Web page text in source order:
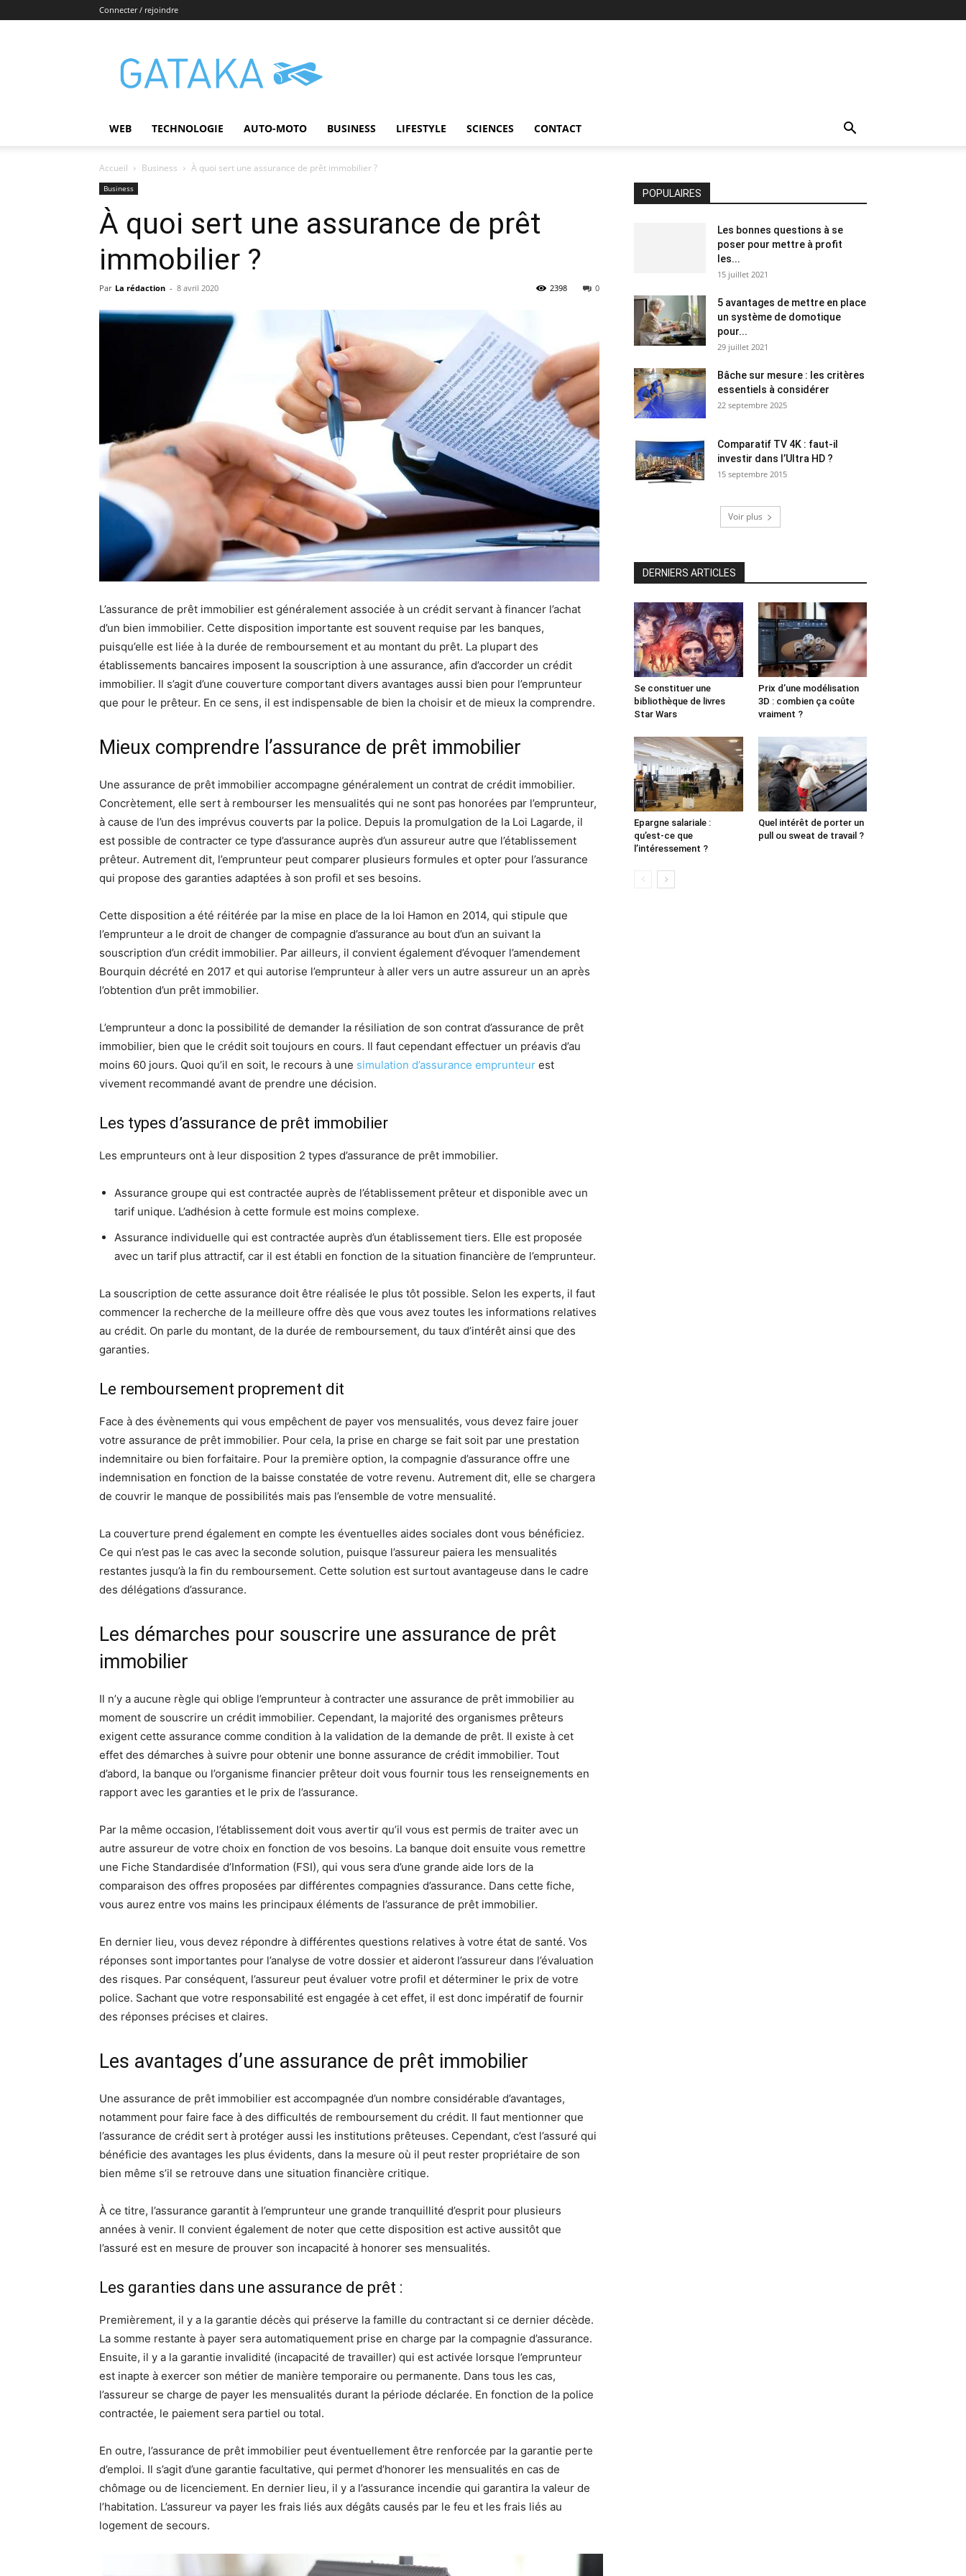
Connecter / rejoindre
WEB TECHNOLOGIE AUTO-MOTO BUSINESS LIFESTYLE SCIENCES CONTACT
Accueil Business À quoi sert une assurance de prêt immobilier ?
Business
À quoi sert une assurance de prêt
immobilier ?
Par La rédaction - 8 avril 2020 0
2398
L’assurance de prêt immobilier est généralement associée à un crédit servant à financer l’achat
d’un bien immobilier. Cette disposition importante est souvent requise par les banques,
puisqu’elle est liée à la durée de remboursement et au montant du prêt. La plupart des
établissements bancaires imposent la souscription à une assurance, afin d’accorder un crédit
immobilier. Il s’agit d’une couverture comportant divers avantages aussi bien pour l’emprunteur
que pour le prêteur. En ce sens, il est indispensable de bien la choisir et de mieux la comprendre.
Mieux comprendre l’assurance de prêt immobilier
Une assurance de prêt immobilier accompagne généralement un contrat de crédit immobilier.
Concrètement, elle sert à rembourser les mensualités qui ne sont pas honorées par l’emprunteur,
à cause de l’un des imprévus couverts par la police. Depuis la promulgation de la Loi Lagarde, il
est possible de contracter ce type d’assurance auprès d’un assureur autre que l’établissement
prêteur. Autrement dit, l’emprunteur peut comparer plusieurs formules et opter pour l’assurance
qui propose des garanties adaptées à son profil et ses besoins.
Cette disposition a été réitérée par la mise en place de la loi Hamon en 2014, qui stipule que
l’emprunteur a le droit de changer de compagnie d’assurance au bout d’un an suivant la
souscription d’un crédit immobilier. Par ailleurs, il convient également d’évoquer l’amendement
Bourquin décrété en 2017 et qui autorise l’emprunteur à aller vers un autre assureur un an après
l’obtention d’un prêt immobilier.
L’emprunteur a donc la possibilité de demander la résiliation de son contrat d’assurance de prêt
immobilier, bien que le crédit soit toujours en cours. Il faut cependant effectuer un préavis d’au
moins 60 jours. Quoi qu’il en soit, le recours à une simulation d’assurance emprunteur est
vivement recommandé avant de prendre une décision.
Les types d’assurance de prêt immobilier
Les emprunteurs ont à leur disposition 2 types d’assurance de prêt immobilier.
Assurance groupe qui est contractée auprès de l’établissement prêteur et disponible avec un
tarif unique. L’adhésion à cette formule est moins complexe.
Assurance individuelle qui est contractée auprès d’un établissement tiers. Elle est proposée
avec un tarif plus attractif, car il est établi en fonction de la situation financière de l’emprunteur.
La souscription de cette assurance doit être réalisée le plus tôt possible. Selon les experts, il faut
commencer la recherche de la meilleure offre dès que vous avez toutes les informations relatives
au crédit. On parle du montant, de la durée de remboursement, du taux d’intérêt ainsi que des
garanties.
Le remboursement proprement dit
Face à des évènements qui vous empêchent de payer vos mensualités, vous devez faire jouer
votre assurance de prêt immobilier. Pour cela, la prise en charge se fait soit par une prestation
indemnitaire ou bien forfaitaire. Pour la première option, la compagnie d’assurance offre une
indemnisation en fonction de la baisse constatée de votre revenu. Autrement dit, elle se chargera
de couvrir le manque de possibilités mais pas l’ensemble de votre mensualité.
La couverture prend également en compte les éventuelles aides sociales dont vous bénéficiez.
Ce qui n’est pas le cas avec la seconde solution, puisque l’assureur paiera les mensualités
restantes jusqu’à la fin du remboursement. Cette solution est surtout avantageuse dans le cadre
des délégations d’assurance.
Les démarches pour souscrire une assurance de prêt
immobilier
Il n’y a aucune règle qui oblige l’emprunteur à contracter une assurance de prêt immobilier au
moment de souscrire un crédit immobilier. Cependant, la majorité des organismes prêteurs
exigent cette assurance comme condition à la validation de la demande de prêt. Il existe à cet
effet des démarches à suivre pour obtenir une bonne assurance de crédit immobilier. Tout
d’abord, la banque ou l’organisme financier prêteur doit vous fournir tous les renseignements en
rapport avec les garanties et le prix de l’assurance.
Par la même occasion, l’établissement doit vous avertir qu’il vous est permis de traiter avec un
autre assureur de votre choix en fonction de vos besoins. La banque doit ensuite vous remettre
une Fiche Standardisée d’Information (FSI), qui vous sera d’une grande aide lors de la
comparaison des offres proposées par différentes compagnies d’assurance. Dans cette fiche,
vous aurez entre vos mains les principaux éléments de l’assurance de prêt immobilier.
En dernier lieu, vous devez répondre à différentes questions relatives à votre état de santé. Vos
réponses sont importantes pour l’analyse de votre dossier et aideront l’assureur dans l’évaluation
des risques. Par conséquent, l’assureur peut évaluer votre profil et déterminer le prix de votre
police. Sachant que votre responsabilité est engagée à cet effet, il est donc impératif de fournir
des réponses précises et claires.
Les avantages d’une assurance de prêt immobilier
Une assurance de prêt immobilier est accompagnée d’un nombre considérable d’avantages,
notamment pour faire face à des difficultés de remboursement du crédit. Il faut mentionner que
l’assurance de crédit sert à protéger aussi les institutions prêteuses. Cependant, c’est l’assuré qui
bénéficie des avantages les plus évidents, dans la mesure où il peut rester propriétaire de son
bien même s’il se retrouve dans une situation financière critique.
À ce titre, l’assurance garantit à l’emprunteur une grande tranquillité d’esprit pour plusieurs
années à venir. Il convient également de noter que cette disposition est active aussitôt que
l’assuré est en mesure de prouver son incapacité à honorer ses mensualités.
Les garanties dans une assurance de prêt :
Premièrement, il y a la garantie décès qui préserve la famille du contractant si ce dernier décède.
La somme restante à payer sera automatiquement prise en charge par la compagnie d’assurance.
Ensuite, il y a la garantie invalidité (incapacité de travailler) qui est activée lorsque l’emprunteur
est inapte à exercer son métier de manière temporaire ou permanente. Dans tous les cas,
l’assureur se charge de payer les mensualités durant la période déclarée. En fonction de la police
contractée, le paiement sera partiel ou total.
En outre, l’assurance de prêt immobilier peut éventuellement être renforcée par la garantie perte
d’emploi. Il s’agit d’une garantie facultative, qui permet d’honorer les mensualités en cas de
chômage ou de licenciement. En dernier lieu, il y a l’assurance incendie qui garantira la valeur de
l’habitation. L’assureur va payer les frais liés aux dégâts causés par le feu et les frais liés au
logement de secours.
POPULAIRES
Les bonnes questions à se
poser pour mettre à profit
les...
15 juillet 2021
5 avantages de mettre en place
un système de domotique
pour...
29 juillet 2021
Bâche sur mesure : les critères
essentiels à considérer
22 septembre 2025
Comparatif TV 4K : faut-il
investir dans l’Ultra HD ?
15 septembre 2015
Voir plus
DERNIERS ARTICLES
Se constituer une
bibliothèque de livres
Star Wars
Prix d’une modélisation
3D : combien ça coûte
vraiment ?
Epargne salariale :
qu’est-ce que
l’intéressement ?
Quel intérêt de porter un
pull ou sweat de travail ?